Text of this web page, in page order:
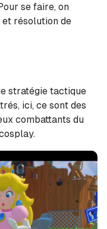
se faire, on
résolution de
stratégie tactique
ici, ce sont des
combattants du